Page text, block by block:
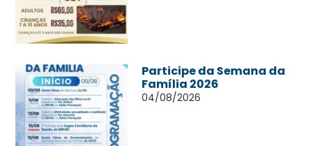
Participe da Semana da
Família 2026
04/08/2026